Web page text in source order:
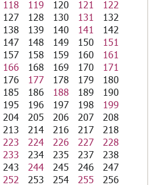
118 119 120 121
122
127 128 130 131
132
138 139 140 141
142
147 148 149 150
151
157 158 159 160
161
166 168 169 170
171
176 177 178 179
180
185 186 188 189
190
195 196 197 198
199
204 205 206 207
208
213 214 216 217
218
223 224 226 227
228
233 234 235 237
238
243 244 245 246
247
252 253 254 255
256